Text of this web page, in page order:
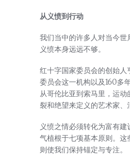
从义愤到行动
我们当中的许多人对当今
义愤本身远远不够。
红十字国家委员会的创始人
委员会这一机构以及160多
从哥伦比亚到索马里，运
裂和绝望来定义的艺术家、
义愤之情必须转化为富有
气植根于七项基本原则。
则使我们保持锚定与专注。